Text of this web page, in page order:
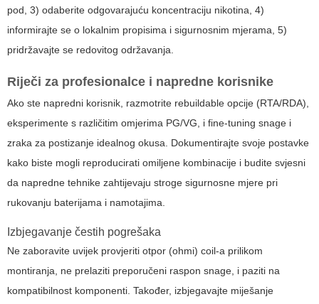
pod, 3) odaberite odgovarajuću koncentraciju nikotina, 4)
informirajte se o lokalnim propisima i sigurnosnim mjerama, 5)
pridržavajte se redovitog održavanja.
Riječi za profesionalce i napredne korisnike
Ako ste napredni korisnik, razmotrite rebuildable opcije (RTA/RDA),
eksperimente s različitim omjerima PG/VG, i fine-tuning snage i
zraka za postizanje idealnog okusa. Dokumentirajte svoje postavke
kako biste mogli reproducirati omiljene kombinacije i budite svjesni
da napredne tehnike zahtijevaju stroge sigurnosne mjere pri
rukovanju baterijama i namotajima.
Izbjegavanje čestih pogrešaka
Ne zaboravite uvijek provjeriti otpor (ohmi) coil-a prilikom
montiranja, ne prelaziti preporučeni raspon snage, i paziti na
kompatibilnost komponenti. Također, izbjegavajte miješanje